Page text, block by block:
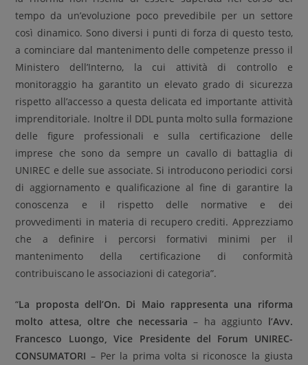
tempo da un’evoluzione poco prevedibile per un settore
così dinamico. Sono diversi i punti di forza di questo testo,
a cominciare dal mantenimento delle competenze presso il
Ministero dell’Interno, la cui attività di controllo e
monitoraggio ha garantito un elevato grado di sicurezza
rispetto all’accesso a questa delicata ed importante attività
imprenditoriale. Inoltre il DDL punta molto sulla formazione
delle figure professionali e sulla certificazione delle
imprese che sono da sempre un cavallo di battaglia di
UNIREC e delle sue associate. Si introducono periodici corsi
di aggiornamento e qualificazione al fine di garantire la
conoscenza e il rispetto delle normative e dei
provvedimenti in materia di recupero crediti. Apprezziamo
che a definire i percorsi formativi minimi per il
mantenimento della certificazione di conformità
contribuiscano le associazioni di categoria”.
“La proposta dell’On. Di Maio rappresenta una riforma
molto attesa, oltre che necessaria – ha aggiunto l’Avv.
Francesco Luongo, Vice Presidente del Forum UNIREC-
CONSUMATORI – Per la prima volta si riconosce la giusta